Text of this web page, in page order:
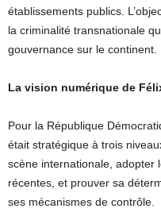
établissements publics.
la criminalité transnationale
gouvernance sur le continent.
La vision numérique de
Pour la République
était stratégique à trois
scène internationale, adopter
récentes, et prouver sa
ses mécanismes de contrôle.